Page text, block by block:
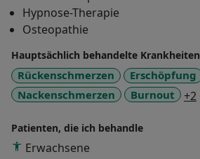
Hypnose-Therapie
Osteopathie
Hauptsächlich behandelte Krankheiten
Rückenschmerzen Erschöpfung
Nackenschmerzen
Burnout +2
Patienten, die ich behandle
Erwachsene